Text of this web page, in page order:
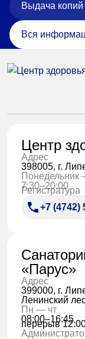
Выдача
Вся
Центр
Адрес
398005, г.
Понедельник
7:30–20:00
Регистратура
+7 (4742)
«Парус»
Адрес
399000, г.
Ленинский
Пн — чт
08:00–16:45
перерыв